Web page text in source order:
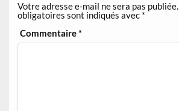
Votre adresse e-mail ne sera pas publiée.
obligatoires sont indiqués avec *
Commentaire*